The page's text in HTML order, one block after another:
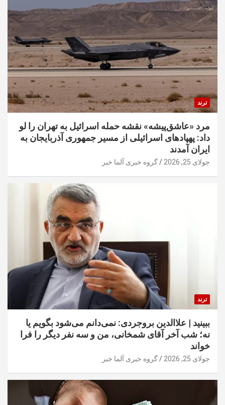
ترند
مرد «عاشق‌پیشه» نقشه حمله اسرائیل به تهران را لو
داد: پهپادهای اسرائیلی از مسیر جمهوری آذربایجان به
ایران آمدند
جولای 25, 2026 گروه خبری آلما خبر
ترند
ببینید | علاالدین بروجردی: نمی‌دانم می‌شود بگویم یا
نه؛ شب آخر آقای شمخانی، من و سه نفر دیگر را فرا
خواند
جولای 25, 2026 گروه خبری آلما خبر